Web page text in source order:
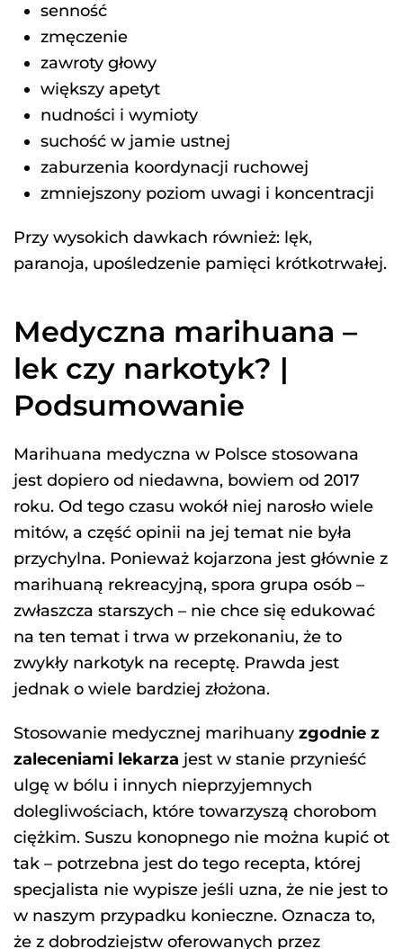
senność
zmęczenie
zawroty głowy
większy apetyt
nudności i wymioty
suchość w jamie ustnej
zaburzenia koordynacji ruchowej
zmniejszony poziom uwagi i koncentracji
Przy wysokich dawkach również: lęk,
paranoja, upośledzenie pamięci krótkotrwałej.
Medyczna marihuana –
lek czy narkotyk? |
Podsumowanie
Marihuana medyczna w Polsce stosowana
jest dopiero od niedawna, bowiem od 2017
roku. Od tego czasu wokół niej narosło wiele
mitów, a część opinii na jej temat nie była
przychylna. Ponieważ kojarzona jest głównie z
marihuaną rekreacyjną, spora grupa osób –
zwłaszcza starszych – nie chce się edukować
na ten temat i trwa w przekonaniu, że to
zwykły narkotyk na receptę. Prawda jest
jednak o wiele bardziej złożona.
Stosowanie medycznej marihuany zgodnie z
zaleceniami lekarza jest w stanie przynieść
ulgę w bólu i innych nieprzyjemnych
dolegliwościach, które towarzyszą chorobom
ciężkim. Suszu konopnego nie można kupić ot
tak – potrzebna jest do tego recepta, której
specjalista nie wypisze jeśli uzna, że nie jest to
w naszym przypadku konieczne. Oznacza to,
że z dobrodziejstw oferowanych przez